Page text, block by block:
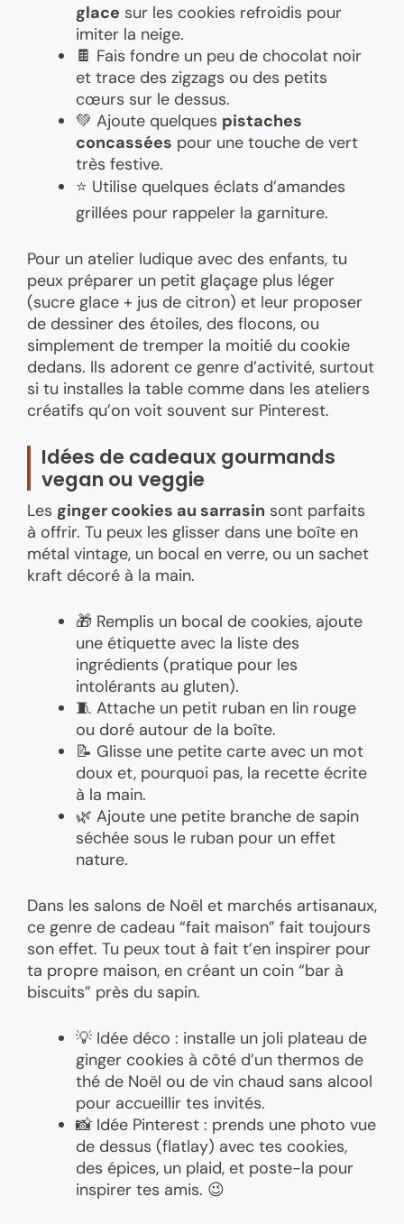
glace sur les cookies refroidis pour
imiter la neige.
🍫 Fais fondre un peu de chocolat noir
et trace des zigzags ou des petits
cœurs sur le dessus.
💚 Ajoute quelques pistaches
concassées pour une touche de vert
très festive.
⭐ Utilise quelques éclats d’amandes
grillées pour rappeler la garniture.
Pour un atelier ludique avec des enfants, tu
peux préparer un petit glaçage plus léger
(sucre glace + jus de citron) et leur proposer
de dessiner des étoiles, des flocons, ou
simplement de tremper la moitié du cookie
dedans. Ils adorent ce genre d’activité, surtout
si tu installes la table comme dans les ateliers
créatifs qu’on voit souvent sur Pinterest.
Idées de cadeaux gourmands
vegan ou veggie
Les ginger cookies au sarrasin sont parfaits
à offrir. Tu peux les glisser dans une boîte en
métal vintage, un bocal en verre, ou un sachet
kraft décoré à la main.
🎁 Remplis un bocal de cookies, ajoute
une étiquette avec la liste des
ingrédients (pratique pour les
intolérants au gluten).
🧵 Attache un petit ruban en lin rouge
ou doré autour de la boîte.
📝 Glisse une petite carte avec un mot
doux et, pourquoi pas, la recette écrite
à la main.
🌿 Ajoute une petite branche de sapin
séchée sous le ruban pour un effet
nature.
Dans les salons de Noël et marchés artisanaux,
ce genre de cadeau “fait maison” fait toujours
son effet. Tu peux tout à fait t’en inspirer pour
ta propre maison, en créant un coin “bar à
biscuits” près du sapin.
💡 Idée déco : installe un joli plateau de
ginger cookies à côté d’un thermos de
thé de Noël ou de vin chaud sans alcool
pour accueillir tes invités.
📸 Idée Pinterest : prends une photo vue
de dessus (flatlay) avec tes cookies,
des épices, un plaid, et poste-la pour
inspirer tes amis. 😉